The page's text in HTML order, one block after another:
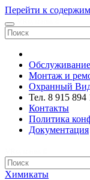
Перейти к
Монтаж и
Охранный
Тел. 8 915 894
Контакты
Политика
Документация
Химикаты